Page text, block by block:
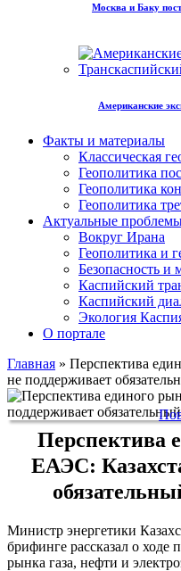
Москва и Баку
Американские
Факты и материалы
Классическая
Геополитика
Геополитика
Геополитика
Актуальные
Вокруг Ирана
Геополитика и
Безопасность и
Каспийский
Каспийский
Экология
О портале
Главная » Перспектива
не поддерживает
Перспектива
ЕАЭС:
Министр энергетики
брифинге рассказал о ходе
рынка газа, нефти и